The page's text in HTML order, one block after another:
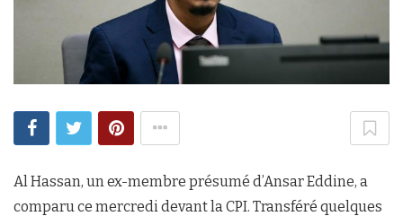
Al Hassan, un ex-membre présumé d’Ansar Eddine, a
comparu ce mercredi devant la CPI. Transféré quelques